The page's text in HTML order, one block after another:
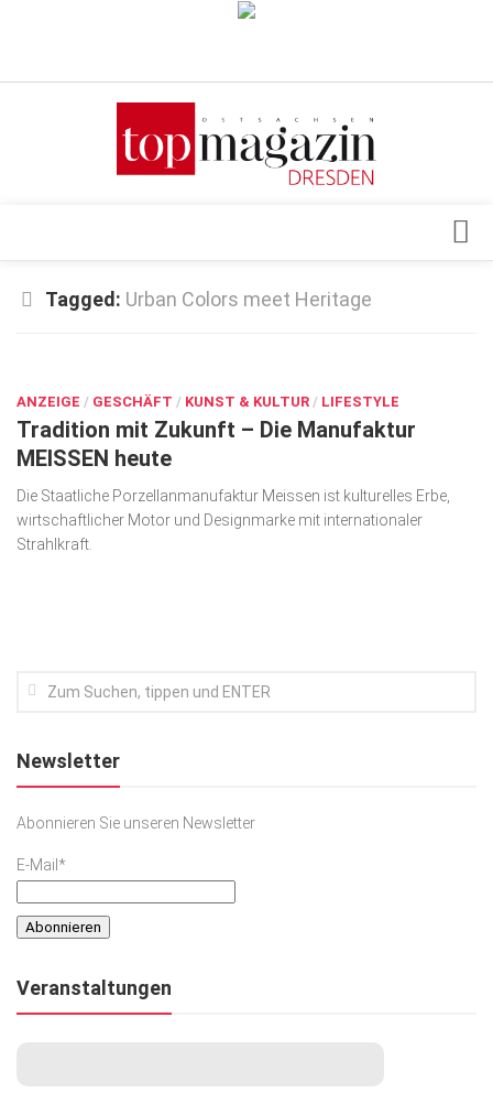
Verkaufsstellen
Top Gesundheitsforum Dresden / Ostsachsen
Geschäft
gesund & schön
Gesellschaft
Kunst & Kultur
Top Branchen
Tagged: Urban Colors meet Heritage
ANZEIGE / GESCHÄFT / KUNST & KULTUR / LIFESTYLE
Tradition mit Zukunft – Die Manufaktur
MEISSEN heute
Die Staatliche Porzellanmanufaktur Meissen ist kulturelles Erbe,
wirtschaftlicher Motor und Design­marke mit internationaler
Strahlkraft.
Newsletter
Abonnieren Sie unseren Newsletter
E-Mail*
Veranstaltungen